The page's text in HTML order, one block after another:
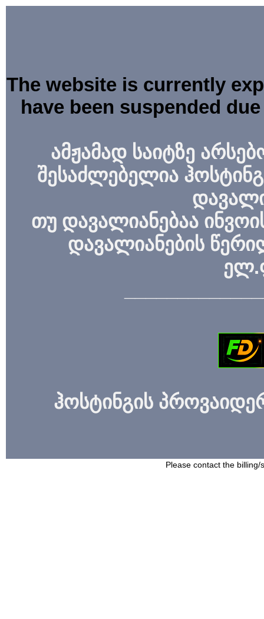
The website is currently
have been suspended
ამჟამად საიტზე
შესაძლებელია
თუ დავალიანებაა
დავალიანების
ჰოსტინგის
Please contact the